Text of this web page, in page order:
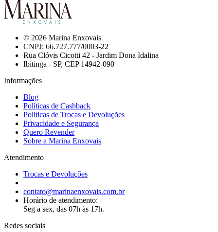
© 2026 Marina Enxovais
CNPJ: 66.727.777/0003-22
Rua Clóvis Cicotti 42 - Jardim Dona Idalina
Ibitinga - SP, CEP 14942-090
Informações
Blog
Políticas de Cashback
Politicas de Trocas e Devoluções
Privacidade e Segurança
Quero Revender
Sobre a Marina Enxovais
Atendimento
Trocas e Devoluções
contato@marinaenxovais.com.br
Horário de atendimento:
Seg a sex, das 07h às 17h.
Redes sociais